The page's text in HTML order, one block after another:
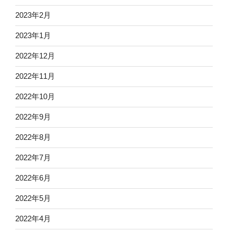
2023年2月
2023年1月
2022年12月
2022年11月
2022年10月
2022年9月
2022年8月
2022年7月
2022年6月
2022年5月
2022年4月